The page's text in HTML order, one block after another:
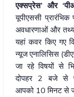
एक्सप्रेस’ और
यूपीएससी
अवधारणाओं और
यहां कवर किए गए
न्यूज एनालिसिस
जा रहे विषयों से
दोपहर 2 बजे से
आपको 10 मिनट से